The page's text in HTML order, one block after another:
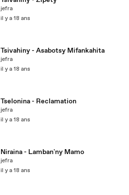
jefra
il y a 18 ans
Tsivahiny - Asabotsy Mifankahita
jefra
il y a 18 ans
Tselonina - Reclamation
jefra
il y a 18 ans
Niraina - Lamban'ny Mamo
jefra
il y a 18 ans